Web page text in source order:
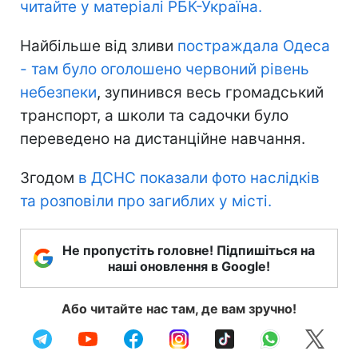
читайте у матеріалі РБК-Україна.
Найбільше від зливи постраждала Одеса
- там було оголошено червоний рівень
небезпеки, зупинився весь громадський
транспорт, а школи та садочки було
переведено на дистанційне навчання.
Згодом в ДСНС показали фото наслідків
та розповіли про загиблих у місті.
Не пропустіть головне! Підпишіться на
наші оновлення в Google!
Або читайте нас там, де вам зручно!